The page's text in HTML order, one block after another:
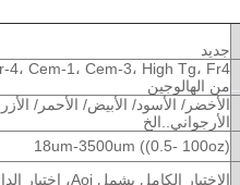
جديد
من الهالوجين
الأخضر/ الأسود/ الأبيض/ الأحمر/
الأرجواني..الخ
18um-3500um ((0.5- 100oz)
الاختبار الكامل يشمل Aoi، اختبار الدائرة (Ict)